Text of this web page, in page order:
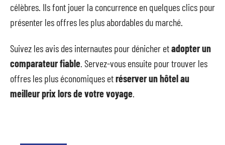
célèbres. Ils font jouer la concurrence en quelques clics pour
présenter les offres les plus abordables du marché.
Suivez les avis des internautes pour dénicher etadopter un
comparateur fiable. Servez-vous ensuite pour trouver les
offres les plus économiques etréserver un hôtel au
meilleur prix lors de votre voyage.